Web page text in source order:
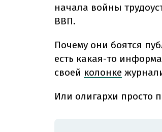
начала войны
ВВП.
Почему они боятся
есть какая-то
своей колонке
Или олигархи просто